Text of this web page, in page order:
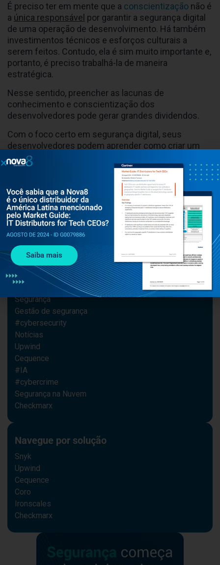
É preciso ter em mente que a conscientização não é
a única responsável por garantir a segurança digital
de uma operação de desenvolvimento. Há também
investimentos técnicos e esforços culturais a
serem feitos. Contudo, ela é sim muito importante e,
portanto, é preciso trabalhá-la de maneira
estratégica.
Nesse sentido, preencher as lacunas de
conhecimento e conscientização dos
desenvolvedores pode gerar grandes dividendos.
Com o foco certo em segurança digital, seus
desenvolvedores podem aprender como criar um
código funcional e seguro, economizando muito
tempo e esforço para sua organização. Eles também
vão incorporar a importância desse tema e, o mais
importante, entender em quais pontos suas
decisões laborais contribuem para resolvê-lo ou
gravá-lo.
segurança de dados
segurança digital
Navegue por tema
Segurança
Gestão de segurança
#cybersecurity
Notícias
Upwind
Cequence
#IA
#cybercrime
Segurança na Nuvem
Checkmarx
Navegue por solução
Snyk
Upwind
Cequence
Coro
Ironscales
Checkmarx
Saiba mais